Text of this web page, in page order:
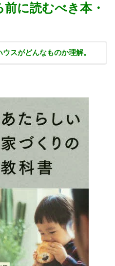
に読むべき本・
ウスがどんなものか理解。